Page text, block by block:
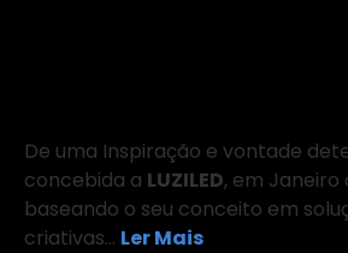
De uma Inspiração e vontade
concebida a LUZILED, em Janeiro
baseando o seu conceito em
criativas… Ler Mais